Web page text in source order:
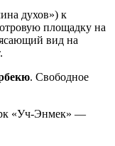
духов») к
площадку на
вид на
. Свободное
«Уч-Энмек» —